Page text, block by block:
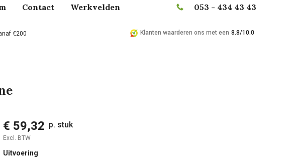
Contact Werkvelden 053 - 434 43 43
€200 Klanten waarderen ons met een 8.8/10.0
€ 59,32 p. stuk
Excl. BTW
Uitvoering